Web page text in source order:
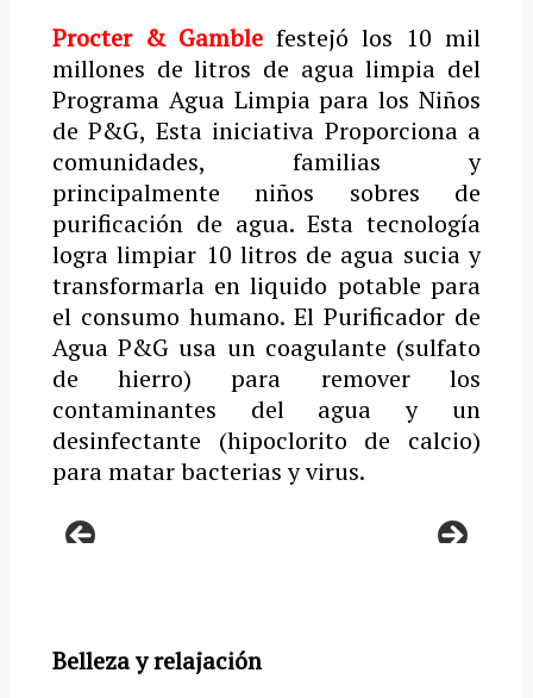
Procter & Gamblefestejó los 10 mil
millones de litros de agua limpia del
Programa Agua Limpia para los Niños
de P&G, Esta iniciativa Proporciona a
comunidades, familias y
principalmente niños sobres de
purificación de agua. Esta tecnología
logra limpiar 10 litros de agua sucia y
transformarla en liquido potable para
el consumo humano. El Purificador de
Agua P&G usa un coagulante (sulfato
de hierro) para remover los
contaminantes del agua y un
desinfectante (hipoclorito de calcio)
para matar bacterias y virus.
Belleza y relajación